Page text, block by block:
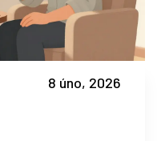
8 úno, 2026